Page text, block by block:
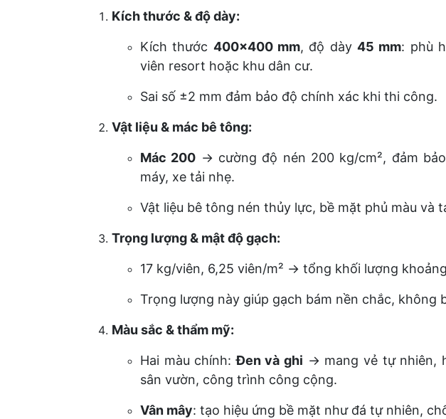
Kích thước & độ dày:
Kích thước 400×400 mm, độ dày 45 mm: phù
viên resort hoặc khu dân cư.
Sai số ±2 mm đảm bảo độ chính xác khi thi công.
Vật liệu & mác bê tông:
Mác 200 → cường độ nén 200 kg/cm², đảm
máy, xe tải nhẹ.
Vật liệu bê tông nén thủy lực, bề mặt phủ màu và
Trọng lượng & mật độ gạch:
17 kg/viên, 6,25 viên/m² → tổng khối lượng khoảng
Trọng lượng này giúp gạch bám nền chắc, không
Màu sắc & thẩm mỹ:
Hai màu chính:Đen và ghi → mang vẻ tự nhiên,
sân vườn, công trình công cộng.
Vân mây: tạo hiệu ứng bề mặt như đá tự nhiên,